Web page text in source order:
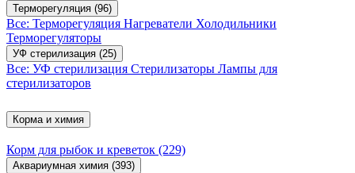
Терморегуляция (96)
Все: Терморегуляция Нагреватели Холодильники
Терморегуляторы
УФ стерилизация (25)
Все: УФ стерилизация Стерилизаторы Лампы для
стерилизаторов
Корма и химия
Корм для рыбок и креветок (229)
Аквариумная химия (393)